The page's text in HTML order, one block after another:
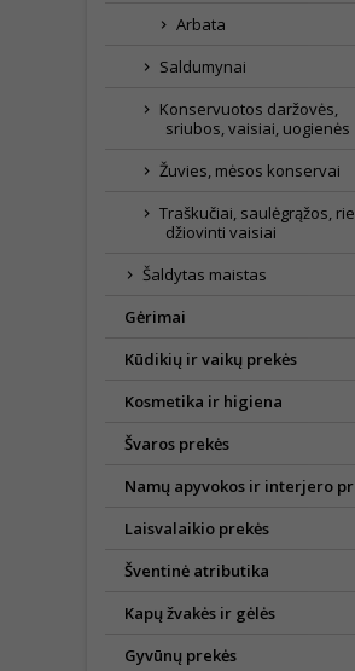
Arbata
Saldumynai
Konservuotos daržovės,
sriubos, vaisiai, uogienės
Žuvies, mėsos konservai
Traškučiai, saulėgrąžos,
džiovinti vaisiai
Šaldytas maistas
Gėrimai
Kūdikių ir vaikų prekės
Kosmetika ir higiena
Švaros prekės
Namų apyvokos ir interjero
Laisvalaikio prekės
Šventinė atributika
Kapų žvakės ir gėlės
Gyvūnų prekės